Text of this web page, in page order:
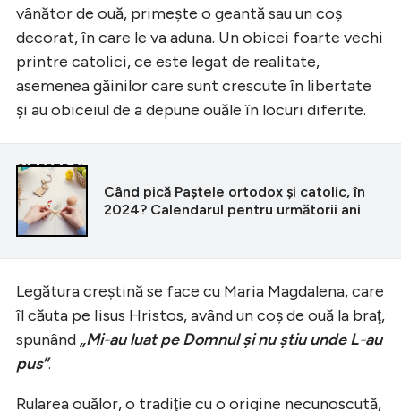
vânător de ouă, primeşte o geantă sau un coş
decorat, în care le va aduna. Un obicei foarte vechi
printre catolici, ce este legat de realitate,
asemenea găinilor care sunt crescute în libertate
şi au obiceiul de a depune ouăle în locuri diferite.
CITEȘTE ȘI
Când pică Paştele ortodox şi catolic, în
2024? Calendarul pentru următorii ani
Legătura creştină se face cu Maria Magdalena, care
îl căuta pe Iisus Hristos, având un coş de ouă la braţ,
spunând „Mi-au luat pe Domnul și nu știu unde L-au
pus”.
Rularea ouălor, o tradiţie cu o origine necunoscută,